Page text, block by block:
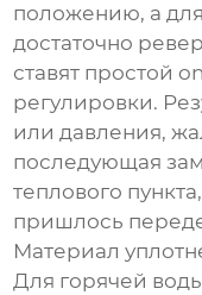
положению, а
достаточно
ставят простой
регулировки.
или давления,
последующая
теплового
пришлось
Материал
Для горячей